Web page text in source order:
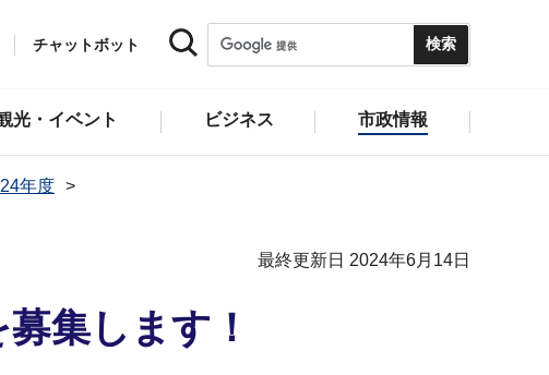
チャットボット
光・イベント ビジネス 市政情報
年度
最終更新日 2024年6月14日
集します！